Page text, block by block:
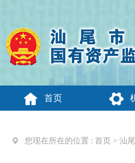
首页
您现在所在的位置 : 首页 > 汕